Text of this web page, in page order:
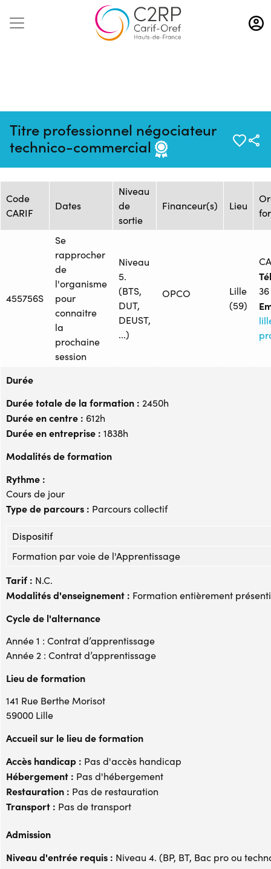
Aller
au
contenu
Titre professionnel négociateur
technico-commercial
14/11/2025
25241248F
PRO Lille
Session de formation
Code
CARIF
Dates
Niveau
de
sortie
Financeur(s) Lieu
455756S
Se
rapprocher
de
l'organisme
pour
connaitre
la
prochaine
session
Niveau
5.
(BTS,
DUT,
DEUST,
...)
OPCO
Lille
(59)
Durée
Durée totale de la formation : 2450h
Durée en centre : 612h
Durée en entreprise : 1838h
Modalités de formation
Rythme :
Cours de jour
Type de parcours : Parcours collectif
Dispositif
Formation par voie de l'Apprentissage
Tarif : N.C.
Modalités d'enseignement : Formation entièrement
Cycle de l'alternance
Année 1 : Contrat d’apprentissage
Année 2 : Contrat d’apprentissage
Lieu de formation
141 Rue Berthe Morisot
59000 Lille
Accueil sur le lieu de formation
Accès handicap : Pas d'accès handicap
Hébergement : Pas d'hébergement
Restauration : Pas de restauration
Transport : Pas de transport
Admission
Niveau d'entrée requis : Niveau 4. (BP, BT, Bac pro ou